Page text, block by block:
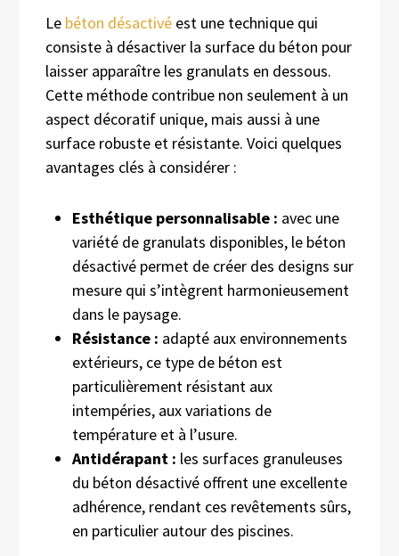
Le béton désactivé est une technique qui
consiste à désactiver la surface du béton pour
laisser apparaître les granulats en dessous.
Cette méthode contribue non seulement à un
aspect décoratif unique, mais aussi à une
surface robuste et résistante. Voici quelques
avantages clés à considérer :
Esthétique personnalisable : avec une
variété de granulats disponibles, le béton
désactivé permet de créer des designs sur
mesure qui s’intègrent harmonieusement
dans le paysage.
Résistance : adapté aux environnements
extérieurs, ce type de béton est
particulièrement résistant aux
intempéries, aux variations de
température et à l’usure.
Antidérapant : les surfaces granuleuses
du béton désactivé offrent une excellente
adhérence, rendant ces revêtements sûrs,
en particulier autour des piscines.